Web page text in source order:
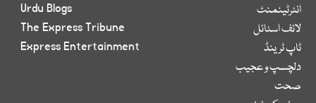
انٹرٹینمنٹ
لائف اسٹائل
ٹاپ ٹرینڈ
دلچسپ و عجیب
صحت
Urdu Blogs
The Express Tribune
Express Entertainment